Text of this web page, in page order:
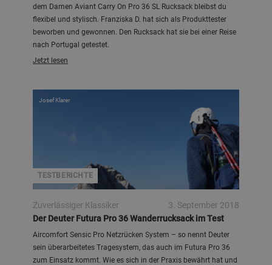
dem Damen Aviant Carry On Pro 36 SL Rucksack bleibst du
flexibel und stylisch. Franziska D. hat sich als Produkttester
beworben und gewonnen. Den Rucksack hat sie bei einer Reise
nach Portugal getestet.
Jetzt lesen
TESTBERICHTE
Josef Klarer
Zuverlässiger Klassiker
3. September 2018
Der Deuter Futura Pro 36 Wanderrucksack im Test
Aircomfort Sensic Pro Netzrücken System – so nennt Deuter
sein überarbeitetes Tragesystem, das auch im Futura Pro 36
zum Einsatz kommt. Wie es sich in der Praxis bewährt hat und